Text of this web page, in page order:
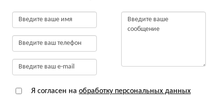
Я согласен на обработку персональных данных